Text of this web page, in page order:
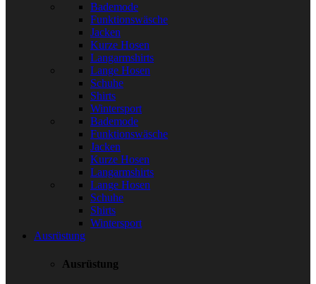
Bademode
Funktionswäsche
Jacken
Kurze Hosen
Langarmshirts
Lange Hosen
Schuhe
Shirts
Wintersport
Bademode
Funktionswäsche
Jacken
Kurze Hosen
Langarmshirts
Lange Hosen
Schuhe
Shirts
Wintersport
Ausrüstung
Ausrüstung